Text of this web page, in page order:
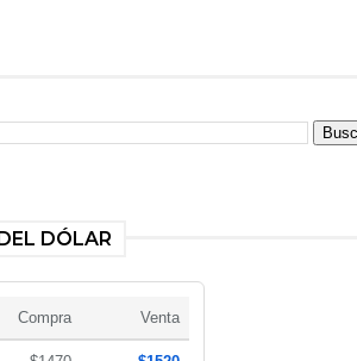
DÓLAR
Compra Venta